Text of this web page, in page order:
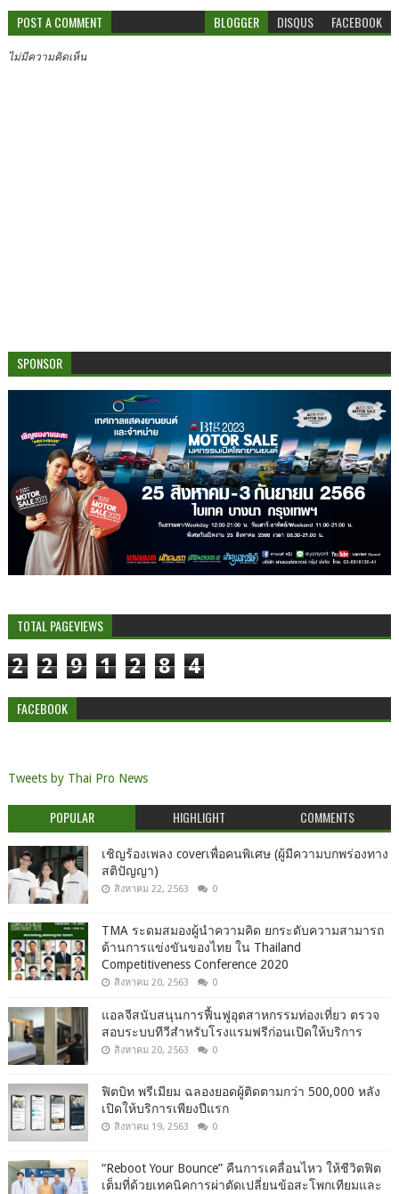
POST A COMMENT BLOGGER DISQUS FACEBOOK
ไม่มีความคิดเห็น
SPONSOR
TOTAL PAGEVIEWS
2 2 9 1 2 8 4
FACEBOOK
Tweets by Thai Pro News
POPULAR HIGHLIGHT COMMENTS
เชิญร้องเพลง coverเพื่อคนพิเศษ (ผู้มีความบกพร่องทาง
สติปัญญา)
สิงหาคม 22, 2563 0
TMA ระดมสมองผู้นำความคิด ยกระดับความสามารถ
ด้านการแข่งขันของไทย ใน Thailand
Competitiveness Conference 2020
สิงหาคม 20, 2563 0
แอลจีสนับสนุนการฟื้นฟูอุตสาหกรรมท่องเที่ยว ตรวจ
สอบระบบทีวีสำหรับโรงแรมฟรีก่อนเปิดให้บริการ
สิงหาคม 20, 2563 0
ฟิตบิท พรีเมียม ฉลองยอดผู้ติดตามกว่า 500,000 หลัง
เปิดให้บริการเพียงปีแรก
สิงหาคม 19, 2563 0
“Reboot Your Bounce” คืนการเคลื่อนไหว ให้ชีวิตฟิต
เต็มที่ด้วยเทคนิคการผ่าตัดเปลี่ยนข้อสะโพกเทียมและ